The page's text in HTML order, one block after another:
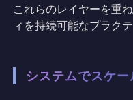
これらのレイヤーを重
ィを持続可能なプラク
システムでスケ